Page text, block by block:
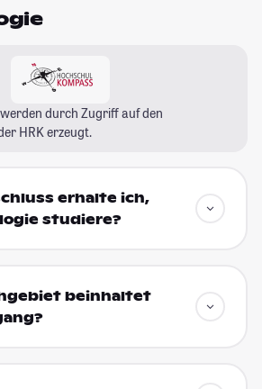
durch Zugriff auf den
HRK erzeugt.
erhalte ich,
studiere?
beinhaltet